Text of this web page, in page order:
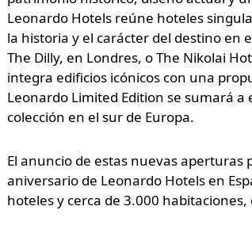
Leonardo Hotels reúne hoteles
la historia y el carácter del destino en
The Dilly, en Londres, o The Nikolai
integra edificios icónicos con una
Leonardo Limited Edition se sumará
colección en el sur de Europa.
El anuncio de estas nuevas aperturas
aniversario de Leonardo Hotels en
hoteles y cerca de 3.000